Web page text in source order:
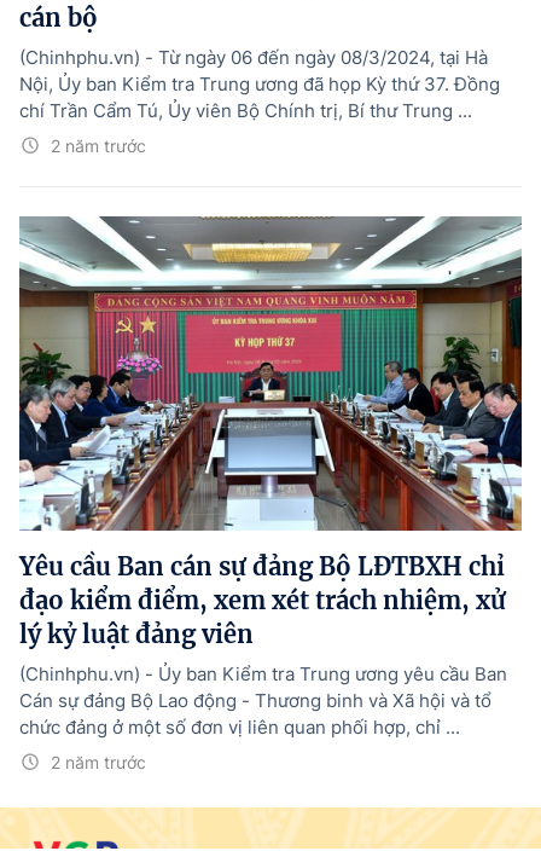
cán bộ
2 năm trước
(Chinhphu.vn) - Từ ngày 06 đến ngày 08/3/2024, tại Hà
Nội, Ủy ban Kiểm tra Trung ương đã họp Kỳ thứ 37. Đồng
chí Trần Cẩm Tú, Ủy viên Bộ Chính trị, Bí thư Trung ...
Yêu cầu Ban cán sự đảng Bộ LĐTBXH chỉ
đạo kiểm điểm, xem xét trách nhiệm, xử
lý kỷ luật đảng viên
2 năm trước
(Chinhphu.vn) - Ủy ban Kiểm tra Trung ương yêu cầu Ban
Cán sự đảng Bộ Lao động - Thương binh và Xã hội và tổ
chức đảng ở một số đơn vị liên quan phối hợp, chỉ ...